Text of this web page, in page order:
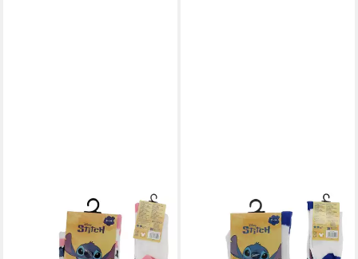
LILO & STITCHSocken - 2'er
Pack Kindersocken
Sportsocken
9,95 €
LILO & STITCHSocken - 2'er
Pack Kindersocken
Sportsocken
9,95 €